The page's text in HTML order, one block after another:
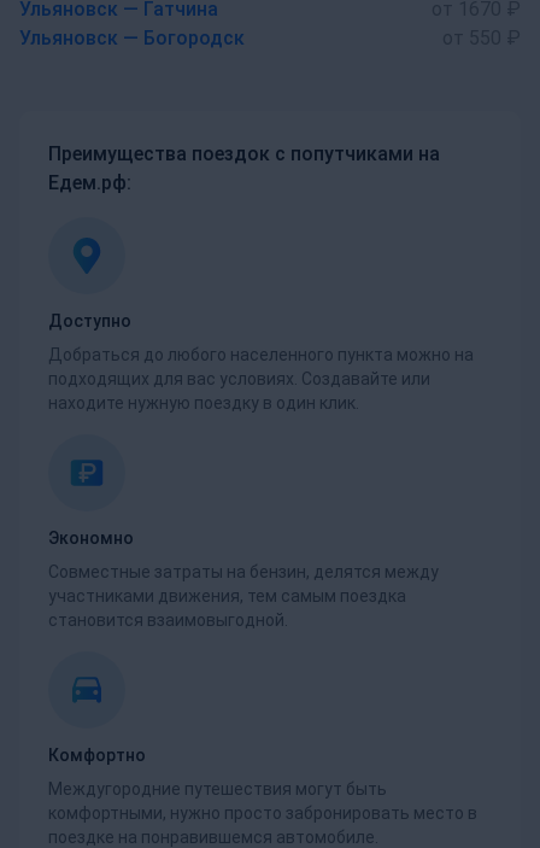
Ульяновск — Гатчина
Ульяновск — Богородск
Преимущества поездок с попутчиками на
Едем.рф:
Доступно
Добраться до любого населенного пункта можно на
подходящих для вас условиях. Создавайте или
находите нужную поездку в один клик.
Экономно
Совместные затраты на бензин, делятся между
участниками движения, тем самым поездка
становится взаимовыгодной.
Комфортно
Междугородние путешествия могут быть
комфортными, нужно просто забронировать место в
поездке на понравившемся автомобиле.